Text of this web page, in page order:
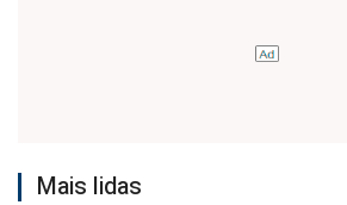
Mais lidas